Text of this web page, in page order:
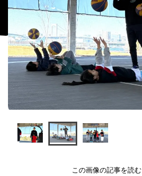
この画像の記事を読む